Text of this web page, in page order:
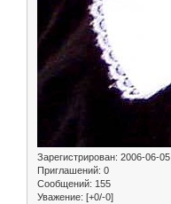
Зарегистрирован: 2006-06-05
Приглашений: 0
Сообщений: 155
Уважение: [+0/-0]